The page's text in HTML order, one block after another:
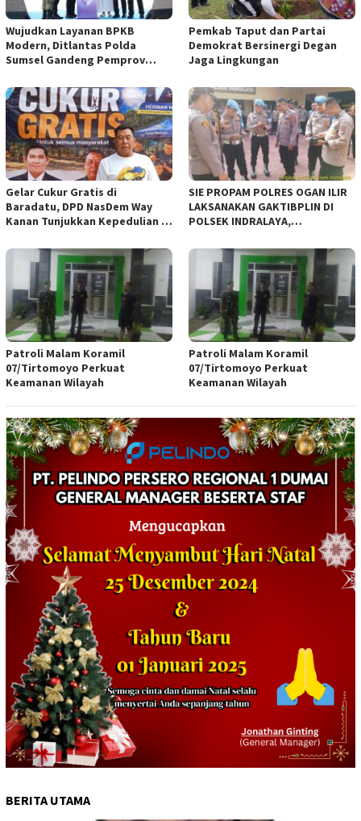
Wujudkan Layanan BPKB
Modern, Ditlantas Polda
Sumsel Gandeng Pemprov
Pemkab Taput dan Partai
Demokrat Bersinergi Degan
Jaga Lingkungan
Gelar Cukur Gratis di
Baradatu, DPD NasDem Way
Kanan Tunjukkan Kepedulian di
SIE PROPAM POLRES OGAN ILIR
LAKSANAKAN GAKTIBPLIN DI
POLSEK INDRALAYA,
PERSONEL POLRI*
Patroli Malam Koramil
07/Tirtomoyo Perkuat
Keamanan Wilayah
Patroli Malam Koramil
07/Tirtomoyo Perkuat
Keamanan Wilayah
BERITA UTAMA